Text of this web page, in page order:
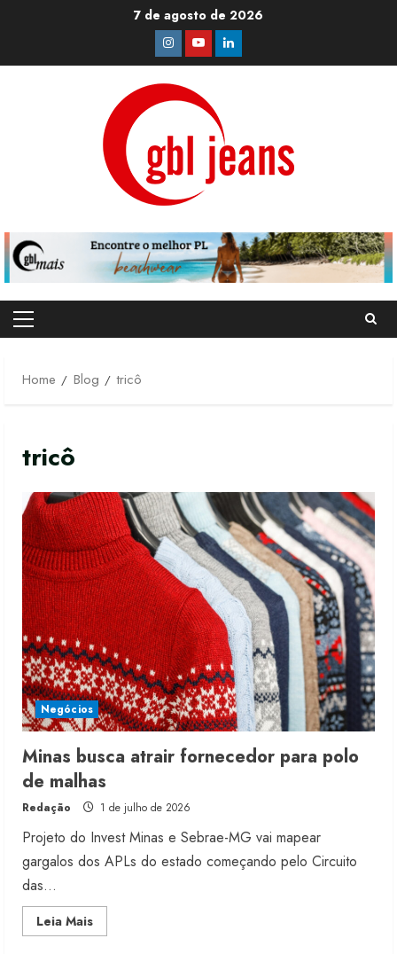
7 de agosto de 2026
Instagram
YoutubeLinkedin
Primary
Home
Blog tricô
tricô
Negócios
Minas busca atrair fornecedor para polo
de malhas
Redação 1 de julho de 2026
Projeto do Invest Minas e Sebrae-MG vai mapear
gargalos dos APLs do estado começando pelo Circuito
das...
Leia MaisRead
more